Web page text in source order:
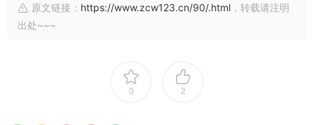
原文链接： https://www.zcw123.cn/90/.html ，转载请注明
出处~~~
0 2